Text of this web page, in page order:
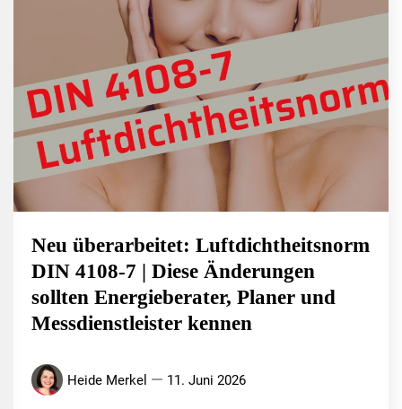
Neu überarbeitet: Luftdichtheitsnorm
DIN 4108-7 | Diese Änderungen
sollten Energieberater, Planer und
Messdienstleister kennen
Heide Merkel 11. Juni 2026